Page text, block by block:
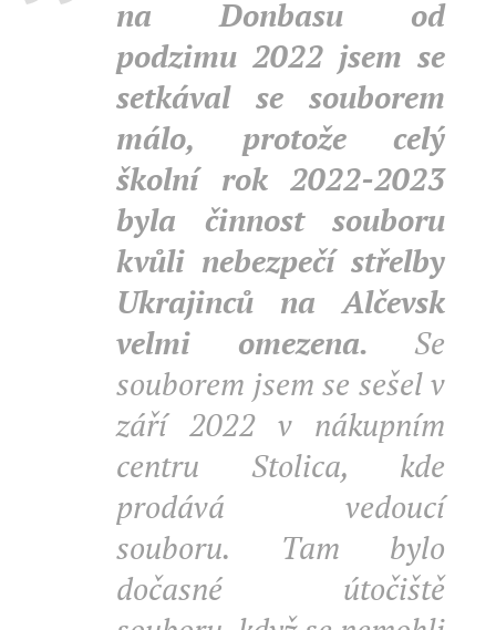
na Donbasu od
podzimu 2022 jsem se
setkával se souborem
málo, protože celý
školní rok 2022-2023
byla činnost souboru
kvůli nebezpečí střelby
Ukrajinců na Alčevsk
velmi omezena. Se
souborem jsem se sešel v
září 2022 v nákupním
centru Stolica, kde
prodává vedoucí
souboru. Tam bylo
dočasné útočiště